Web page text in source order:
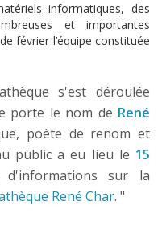
informatiques, des
et importantes
février l’équipe constituée
s'est déroulée
porte le nom de René
poète de renom et
public a eu lieu le 15
d'informations sur la
René Char. "